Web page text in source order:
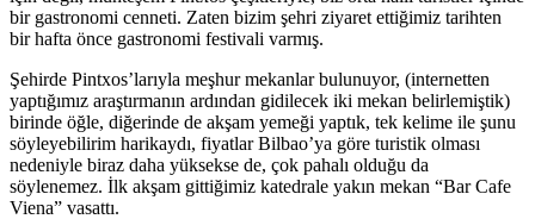
bir gastronomi cenneti. Zaten bizim şehri ziyaret ettiğimiz tarihten
bir hafta önce gastronomi festivali varmış.
Şehirde Pintxos’larıyla meşhur mekanlar bulunuyor, (internetten
yaptığımız araştırmanın ardından gidilecek iki mekan belirlemiştik)
birinde öğle, diğerinde de akşam yemeği yaptık, tek kelime ile şunu
söyleyebilirim harikaydı, fiyatlar Bilbao’ya göre turistik olması
nedeniyle biraz daha yüksekse de, çok pahalı olduğu da
söylenemez. İlk akşam gittiğimiz katedrale yakın mekan “Bar Cafe
Viena” vasattı.